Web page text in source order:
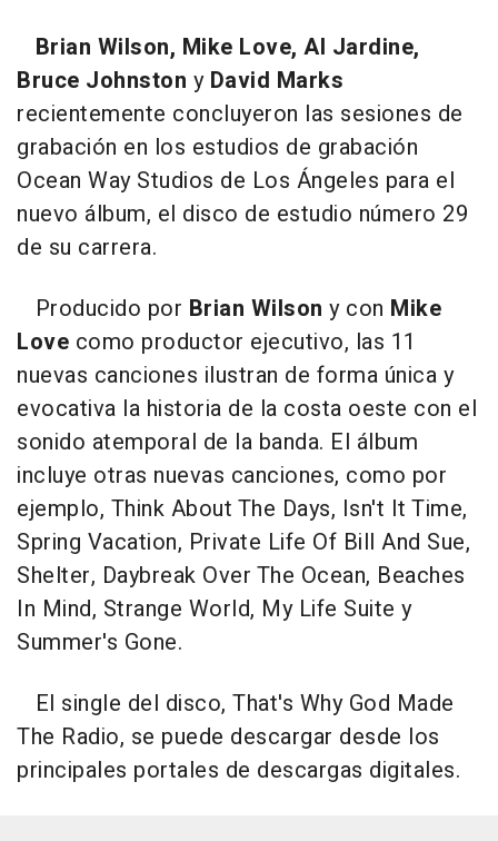
Brian Wilson, Mike Love, Al Jardine,
Bruce Johnston y David Marks
recientemente concluyeron las sesiones de
grabación en los estudios de grabación
Ocean Way Studios de Los Ángeles para el
nuevo álbum, el disco de estudio número 29
de su carrera.
Producido por Brian Wilson y con Mike
Love como productor ejecutivo, las 11
nuevas canciones ilustran de forma única y
evocativa la historia de la costa oeste con el
sonido atemporal de la banda. El álbum
incluye otras nuevas canciones, como por
ejemplo, Think About The Days, Isn't It Time,
Spring Vacation, Private Life Of Bill And Sue,
Shelter, Daybreak Over The Ocean, Beaches
In Mind, Strange World, My Life Suite y
Summer's Gone.
El single del disco, That's Why God Made
The Radio, se puede descargar desde los
principales portales de descargas digitales.